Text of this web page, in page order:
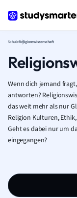
SchuleReligionswissenschaft
Wenn dich jemand
antworten?
das weit mehr als nur
Religion Kulturen,
Geht es dabei nur um
eingegangen?